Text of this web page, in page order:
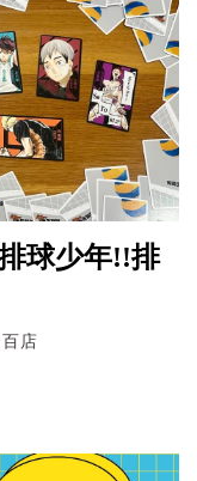
球少年!!排
店